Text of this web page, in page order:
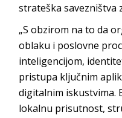
strateška savezništva
„S obzirom na to da
oblaku i poslovne
inteligencijom,
pristupa ključnim
digitalnim iskustvima.
lokalnu prisutnost,